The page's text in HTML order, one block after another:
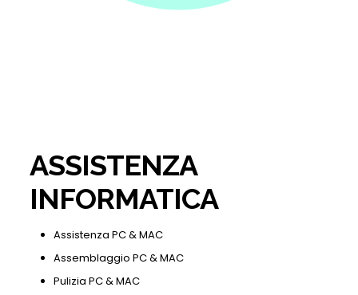
ASSISTENZA
INFORMATICA
Assistenza PC & MAC
Assemblaggio PC & MAC
Pulizia PC & MAC